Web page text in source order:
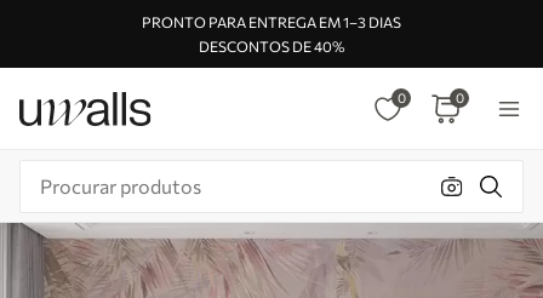
PRONTO PARA ENTREGA EM 1–3 DIAS
DESCONTOS DE 40%
0 0